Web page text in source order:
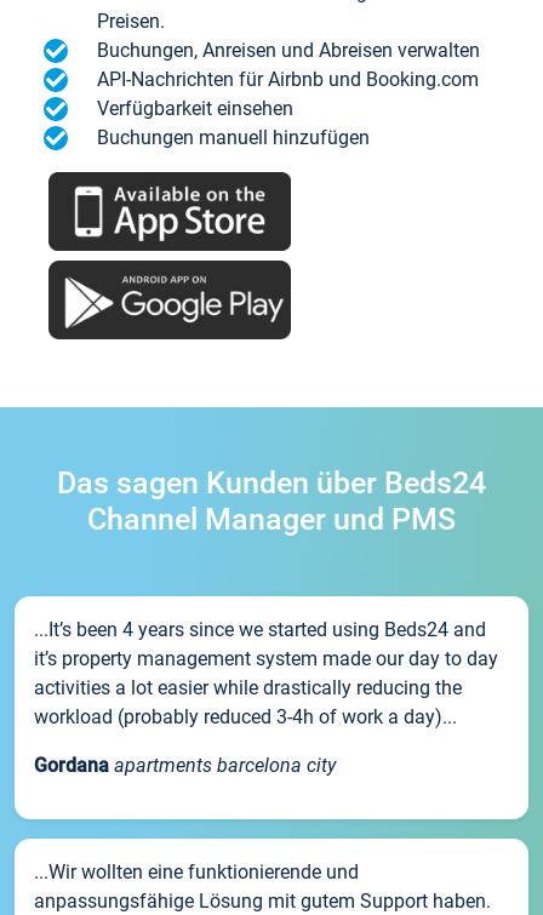
Preisen.
Buchungen, Anreisen und Abreisen verwalten
API-Nachrichten für Airbnb und Booking.com
Verfügbarkeit einsehen
Buchungen manuell hinzufügen
Das sagen Kunden über Beds24
Channel Manager und PMS
...It’s been 4 years since we started using Beds24 and
it’s property management system made our day to day
activities a lot easier while drastically reducing the
workload (probably reduced 3-4h of work a day)...
Gordana apartments barcelona city
...Wir wollten eine funktionierende und
anpassungsfähige Lösung mit gutem Support haben.